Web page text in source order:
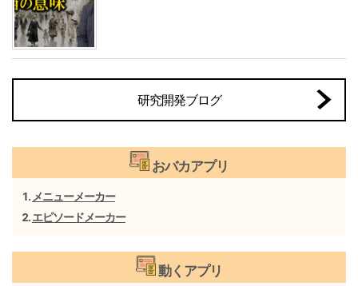
研究開発ブログ
おバカアプリ
メニューメーカー
エピソードメーカー
動くアプリ